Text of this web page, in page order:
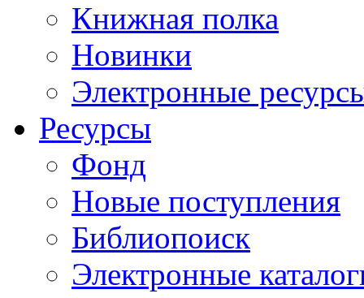
Книжная полка
Новинки
Электронные
Ресурсы
Фонд
Новые поступления
Библиопоиск
Электронные